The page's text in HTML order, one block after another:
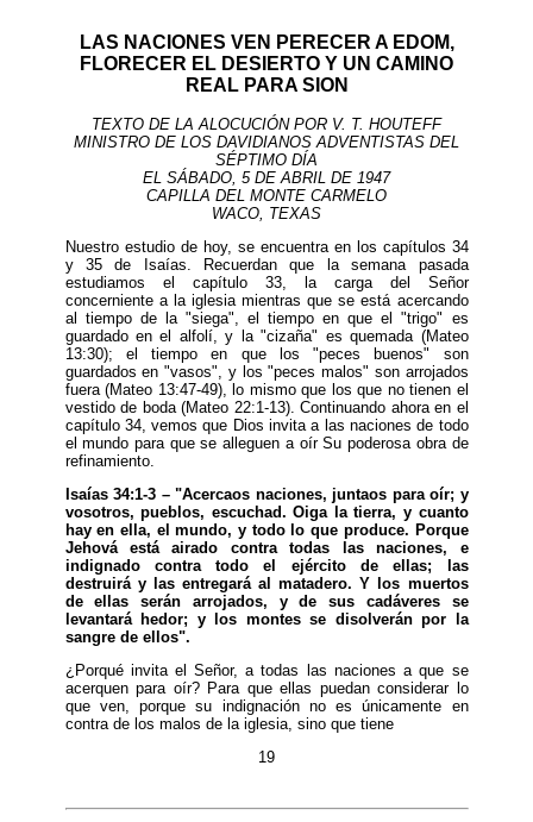
LAS NACIONES VEN PERECER A EDOM,
FLORECER EL DESIERTO Y UN CAMINO
REAL PARA SION
TEXTO DE LA ALOCUCIÓN POR V. T. HOUTEFF
MINISTRO DE LOS DAVIDIANOS ADVENTISTAS DEL
SÉPTIMO DÍA
EL SÁBADO, 5 DE ABRIL DE 1947
CAPILLA DEL MONTE CARMELO
WACO, TEXAS
Nuestro estudio de hoy, se encuentra en los capítulos 34
y 35 de Isaías. Recuerdan que la semana pasada
estudiamos el capítulo 33, la carga del Señor
concerniente a la iglesia mientras que se está acercando
al tiempo de la "siega", el tiempo en que el "trigo" es
guardado en el alfolí, y la "cizaña" es quemada (Mateo
13:30); el tiempo en que los "peces buenos" son
guardados en "vasos", y los "peces malos" son arrojados
fuera (Mateo 13:47-49), lo mismo que los que no tienen el
vestido de boda (Mateo 22:1-13). Continuando ahora en el
capítulo 34, vemos que Dios invita a las naciones de todo
el mundo para que se alleguen a oír Su poderosa obra de
refinamiento.
Isaías 34:1-3 – "Acercaos naciones, juntaos para oír; y
vosotros, pueblos, escuchad. Oiga la tierra, y cuanto
hay en ella, el mundo, y todo lo que produce. Porque
Jehová está airado contra todas las naciones, e
indignado contra todo el ejército de ellas; las
destruirá y las entregará al matadero. Y los muertos
de ellas serán arrojados, y de sus cadáveres se
levantará hedor; y los montes se disolverán por la
sangre de ellos".
¿Porqué invita el Señor, a todas las naciones a que se
acerquen para oír? Para que ellas puedan considerar lo
que ven, porque su indignación no es únicamente en
contra de los malos de la iglesia, sino que tiene
19